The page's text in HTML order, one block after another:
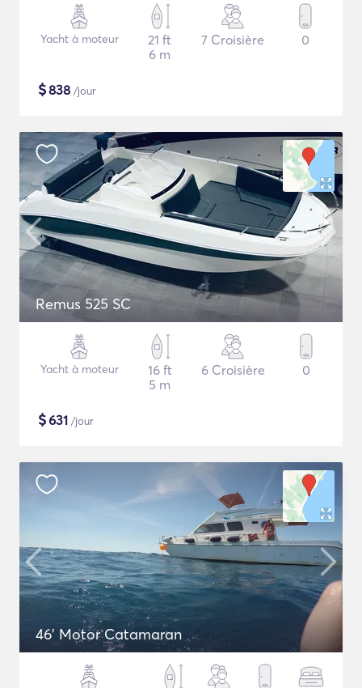
Yacht à moteur
21 ft
6 m
7 Croisière 0
$838 /jour
Remus 525 SC
Yacht à moteur
16 ft
5 m
6 Croisière 0
$631 /jour
46' Motor Catamaran